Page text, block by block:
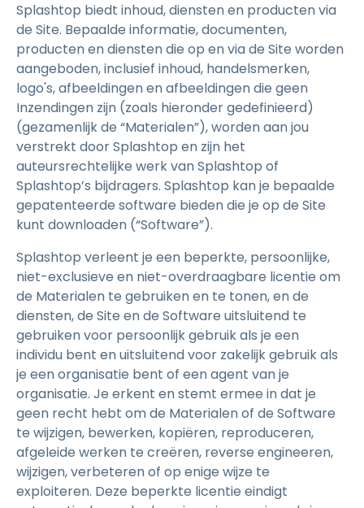
Splashtop biedt inhoud, diensten en producten via
de Site. Bepaalde informatie, documenten,
producten en diensten die op en via de Site worden
aangeboden, inclusief inhoud, handelsmerken,
logo's, afbeeldingen en afbeeldingen die geen
Inzendingen zijn (zoals hieronder gedefinieerd)
(gezamenlijk de “Materialen”), worden aan jou
verstrekt door Splashtop en zijn het
auteursrechtelijke werk van Splashtop of
Splashtop’s bijdragers. Splashtop kan je bepaalde
gepatenteerde software bieden die je op de Site
kunt downloaden (“Software”).
Splashtop verleent je een beperkte, persoonlijke,
niet-exclusieve en niet-overdraagbare licentie om
de Materialen te gebruiken en te tonen, en de
diensten, de Site en de Software uitsluitend te
gebruiken voor persoonlijk gebruik als je een
individu bent en uitsluitend voor zakelijk gebruik als
je een organisatie bent of een agent van je
organisatie. Je erkent en stemt ermee in dat je
geen recht hebt om de Materialen of de Software
te wijzigen, bewerken, kopiëren, reproduceren,
afgeleide werken te creëren, reverse engineeren,
wijzigen, verbeteren of op enige wijze te
exploiteren. Deze beperkte licentie eindigt